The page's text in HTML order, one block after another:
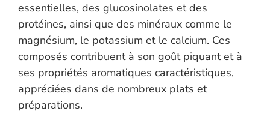
essentielles, des glucosinolates et des
protéines, ainsi que des minéraux comme le
magnésium, le potassium et le calcium. Ces
composés contribuent à son goût piquant et à
ses propriétés aromatiques caractéristiques,
appréciées dans de nombreux plats et
préparations.